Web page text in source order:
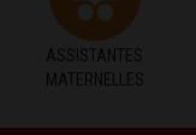
ASSISTANTES
MATERNELLES